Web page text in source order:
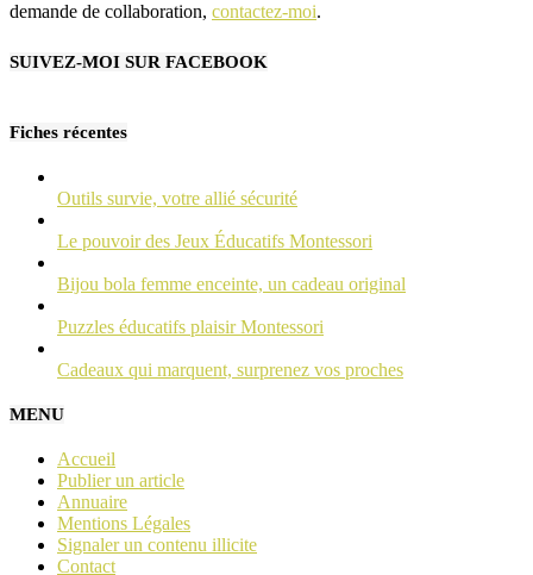
demande de collaboration, contactez-moi.
SUIVEZ-MOI SUR FACEBOOK
Fiches récentes
Outils survie, votre allié sécurité
Le pouvoir des Jeux Éducatifs Montessori
Bijou bola femme enceinte, un cadeau original
Puzzles éducatifs plaisir Montessori
Cadeaux qui marquent, surprenez vos proches
MENU
Accueil
Publier un article
Annuaire
Mentions Légales
Signaler un contenu illicite
Contact